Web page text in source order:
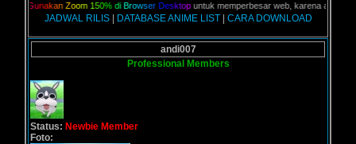
nakan Zoom 15 0% di Br owser Desktopuntuk memperbesar web, karena aslinya
JADWAL RILIS| DATABASE ANIME LIST| CARA DOWNLOAD
andi007
Professional Members
Status: Newbie Member
Foto: